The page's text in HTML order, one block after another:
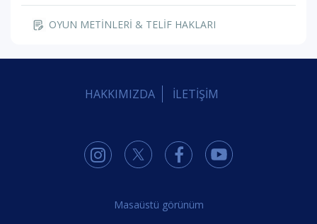
OYUN METİNLERİ & TELİF HAKLARI
HAKKIMIZDA İLETİŞİM
Masaüstü görünüm